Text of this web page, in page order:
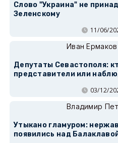
Слово "Украина" не
Зеленскому
11/06/
Иван Ермаков
Депутаты Севастополя:
представители или
03/12/
Владимир
Утыкано гламуром:
появились над